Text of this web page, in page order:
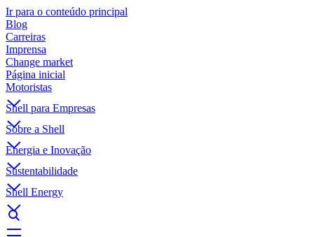
Ir para o conteúdo principal
Blog
Carreiras
Imprensa
Change market
Página inicial
Motoristas
Shell para Empresas
Sobre a Shell
Energia e Inovação
Sustentabilidade
Shell Energy